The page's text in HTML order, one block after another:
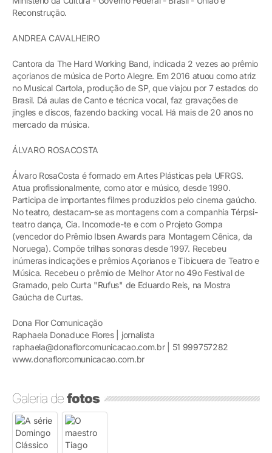
Reconstrução.
ANDREA CAVALHEIRO
Cantora da The Hard Working Band, indicada 2 vezes ao prêmio
açorianos de música de Porto Alegre. Em 2016 atuou como atriz
no Musical Cartola, produção de SP, que viajou por 7 estados do
Brasil. Dá aulas de Canto e técnica vocal, faz gravações de
jingles e discos, fazendo backing vocal. Há mais de 20 anos no
mercado da música.
ÁLVARO ROSACOSTA
Álvaro RosaCosta é formado em Artes Plásticas pela UFRGS.
Atua profissionalmente, como ator e músico, desde 1990.
Participa de importantes filmes produzidos pelo cinema gaúcho.
No teatro, destacam-se as montagens com a companhia Térpsi-
teatro dança, Cia. Incomode-te e com o Projeto Gompa
(vencedor do Prêmio Ibsen Awards para Montagem Cênica, da
Noruega). Compõe trilhas sonoras desde 1997. Recebeu
inúmeras indicações e prêmios Açorianos e Tibicuera de Teatro e
Música. Recebeu o prêmio de Melhor Ator no 49o Festival de
Gramado, pelo Curta "Rufus" de Eduardo Reis, na Mostra
Gaúcha de Curtas.
Dona Flor Comunicação
Raphaela Donaduce Flores | jornalista
raphaela@donaflorcomunicacao.com.br | 51 999757282
www.donaflorcomunicacao.com.br
Galeria defotos